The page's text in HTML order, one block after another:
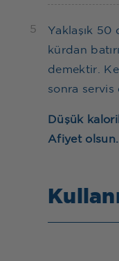
5
Yaklaşık 50
kürdan
demektir.
sonra servis
Düşük
Afiyet olsun.